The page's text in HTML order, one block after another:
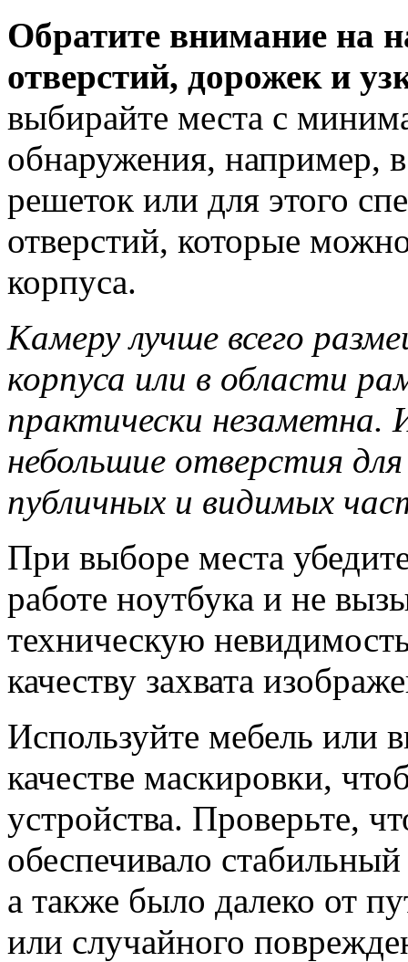
Обратите внимание на
отверстий, дорожек и
выбирайте места с
обнаружения, например,
решеток или для этого
отверстий, которые
корпуса.
Камеру лучше всего
корпуса или в области
практически незаметна.
небольшие отверстия
публичных и видимых
При выборе места
работе ноутбука и не
техническую
качеству захвата
Используйте мебель или
качестве маскировки,
устройства. Проверьте,
обеспечивало
а также было далеко от
или случайного